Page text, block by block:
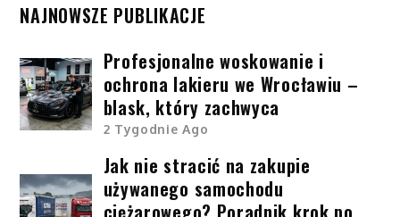
NAJNOWSZE PUBLIKACJE
Profesjonalne woskowanie i
ochrona lakieru we Wrocławiu –
blask, który zachwyca
2 Tygodnie Ago
Jak nie stracić na zakupie
używanego samochodu
ciężarowego? Poradnik krok po